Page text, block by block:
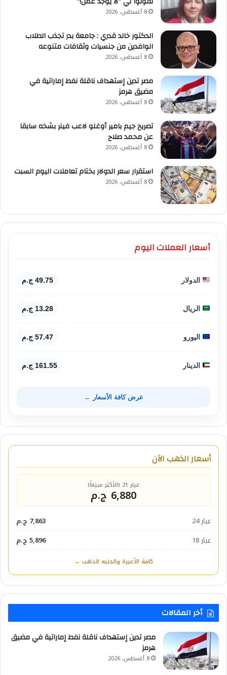
8 أغسطس، 2026
الدكتور خالد قدري : جامعة بدر تجذب الطلاب
الوافدين من جنسيات وثقافات متنوعه
8 أغسطس، 2026
مصر تدين إستهداف ناقلة نفط إماراتية في
مضيق هرمز
8 أغسطس، 2026
تصريح جيم بامير أوغلو لاعب فينر بشخه سابقا
عن محمد صلاح
8 أغسطس، 2026
استقرار سعر الدولار بختام تعاملات اليوم السبت
8 أغسطس، 2026
أسعار العملات اليوم
الدولار 49.75 ج.م
الريال 13.28 ج.م
اليورو 57.47 ج.م
الدينار 161.55 ج.م
عرض كافة الأسعار ←
أسعار الذهب الآن
عيار 21 (الأكثر مبيعاً)
6,880 ج.م
عيار 24
7,863 ج.م
عيار 18
5,896 ج.م
كافة الأعيرة والجنيه الذهب ←
أخر المقالات
مصر تدين إستهداف ناقلة نفط إماراتية في مضيق
هرمز
8 أغسطس، 2026